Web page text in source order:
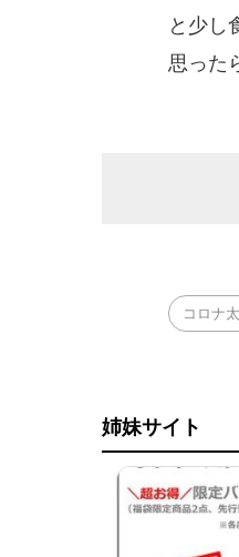
と少し
思った
コロナ
姉妹サイト